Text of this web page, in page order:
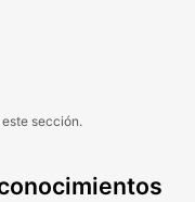
sección.